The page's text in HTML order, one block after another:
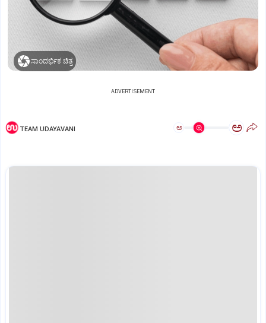
ಸಾಂದರ್ಭಿಕ ಚಿತ್ರ
ADVERTISEMENT
TEAM UDAYAVANI ಅ ಅ